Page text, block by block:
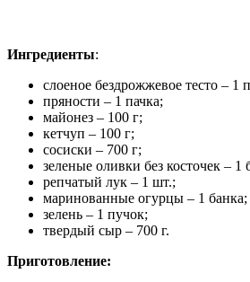
Ингредиенты:
слоеное бездрожжевое тесто – 1
пряности – 1 пачка;
майонез – 100 г;
кетчуп – 100 г;
сосиски – 700 г;
зеленые оливки без косточек – 1
репчатый лук – 1 шт.;
маринованные огурцы – 1 банка;
зелень – 1 пучок;
твердый сыр – 700 г.
Приготовление: